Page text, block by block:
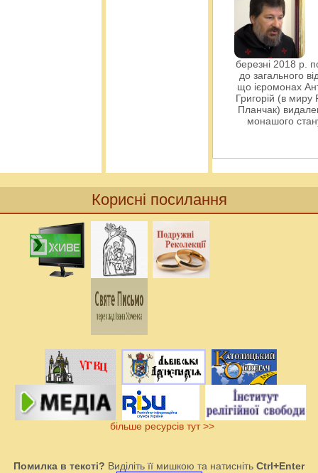
березні 2018 р.
до загального
що ієромонах
Григорій (в миру
Планчак)
монашого
Корисні посилання
більше ресурсів тут >>
Помилка в тексті? Виділіть її мишкою та натисніть Ctrl+Enter